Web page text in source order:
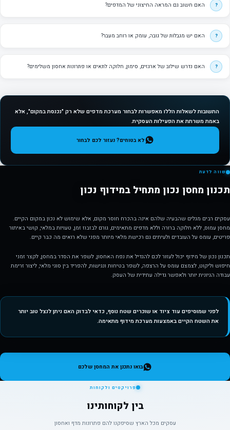
האם חשוב גם המראה החיצוני של המדפים?
האם יש מגבלות של גובה, עומק או רוחב מעבר?
האם נדרש שילוב של ארגזים, סימון, חלוקה לתאים או פתרונות אחסון משלימים?
התשובות לשאלות הללו מאפשרות לבחור מערכת מדפים שלא רק "נכנסת במקום", אלא
באמת משרתת את הפעילות העסקית.
לא בטוחים? נעזור לכם לבחור
שווה לדעת
תכנון מחסן נכון מתחיל במידוף נכון
עסקים רבים מגלים שהבעיה שלהם אינה בהכרח חוסר מקום, אלא שימוש לא נכון במקום הקיים.
מחסן עמוס, ללא חלוקה ברורה וללא מדפים מתאימים, גורם לבזבוז זמן, טעויות במלאי, קושי באיתור
פריטים, עומס על העובדים ולעיתים גם רכישת מלאי מיותר מפני שלא רואים מה כבר קיים.
תכנון נכון של מידוף יכול לעזור לכם להגדיל את נפח האחסון, לשפר את הסדר במחסן, לקצר זמני
חיפוש וליקוט, לצמצם עומס על הרצפה, לשפר בטיחות ונגישות, להפריד בין סוגי מלאי, ליצור זרימת
עבודה הגיונית יותר ולאפשר גדילה עתידית של העסק.
לפני שמוסיפים עוד ציוד או שוכרים שטח נוסף, כדאי לבדוק האם ניתן לנצל טוב יותר
את השטח הקיים באמצעות מערכת מידוף מתאימה.
בואו נתכנן את המחסן שלכם
פרויקטים ולקוחות
בין לקוחותינו
עסקים מכל הארץ שסיפקנו להם פתרונות מדף ואחסון